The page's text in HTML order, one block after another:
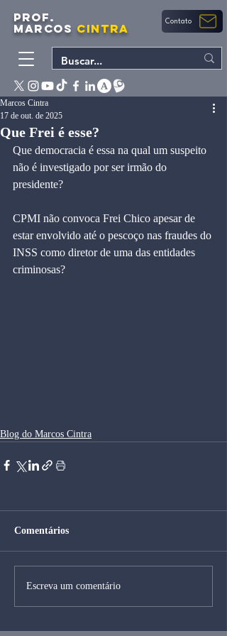
PROF.
MARCOS CINTRA Contato
Que Frei é esse?
Marcos Cintra
17 de out. de 2025
Que democracia é essa na qual um suspeito
não é investigado por ser irmão do
presidente?
CPMI não convoca Frei Chico apesar de
estar envolvido até o pescoço nas fraudes do
INSS como diretor de uma das entidades
criminosas?
Blog do Marcos Cintra
Comentários
Escreva um comentário